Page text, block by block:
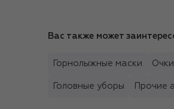
Вас также может
Горнолыжные маски
Головные уборы Прочие